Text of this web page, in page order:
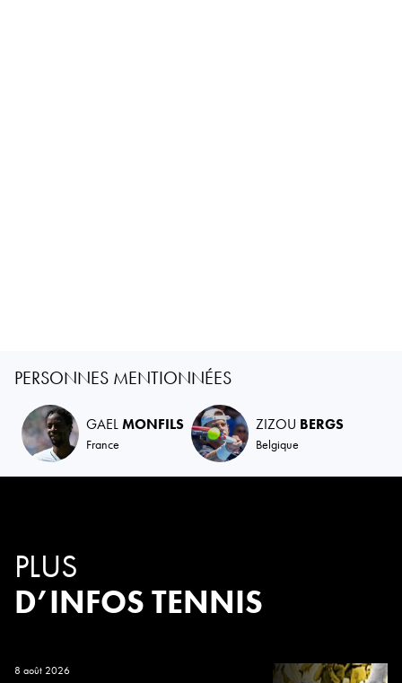
PERSONNES MENTIONNÉES
GAELMONFILS
France
ZIZOU BERGS
Belgique
PLUS
D’INFOS TENNIS
8 août 2026